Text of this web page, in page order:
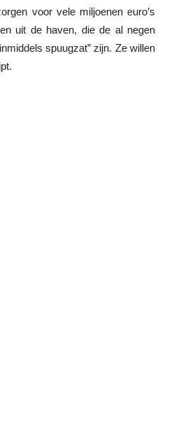
voor vele miljoenen euro’s
uit de haven, die de al negen
spuugzat” zijn. Ze willen